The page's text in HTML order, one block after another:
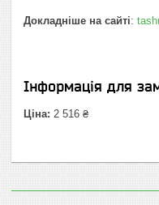
Докладніше на сайті:
Інформація для
Ціна: 2 516 ₴